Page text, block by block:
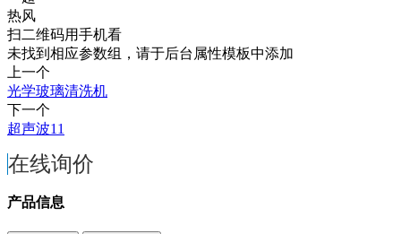
热风
扫二维码用手机看
未找到相应参数组，请于后台属性模板中添加
上一个
光学玻璃清洗机
下一个
超声波11
在线询价
产品信息